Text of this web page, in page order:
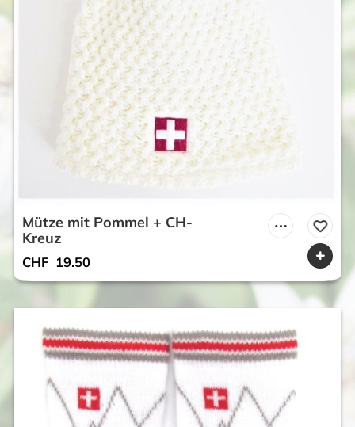
Mütze mit Pommel + CH-
Kreuz
CHF 19.50